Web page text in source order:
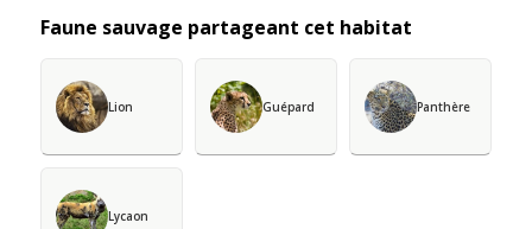
Faune sauvage partageant cet habitat
Lion Guépard Panthère
Lycaon